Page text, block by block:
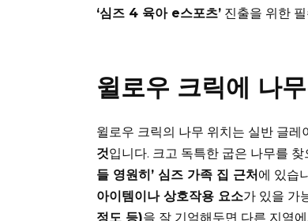
‘심즈 4 육아 e스포츠’ 진출을 위한
윌로우 크릭에 나
윌로우 크릭의 나무 위치는 실반 글레
것입니다. 크고 독특한 굽은 나무를
들 영원히’ 심즈 가족 집 근처에 있습
아이템이나 상호작용 요소가 있을 가
정도 등)을 잘 기억해두면 다른 지역